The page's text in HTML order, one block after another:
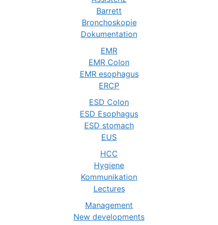
Barrett
Bronchoskopie
Dokumentation
EMR
EMR Colon
EMR esophagus
ERCP
ESD Colon
ESD Esophagus
ESD stomach
EUS
HCC
Hygiene
Kommunikation
Lectures
Management
New developments